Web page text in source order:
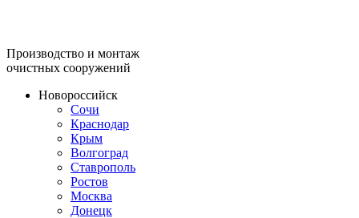
Производство и монтаж
очистных сооружений
Новороссийск
Сочи
Краснодар
Крым
Волгоград
Ставрополь
Ростов
Москва
Донецк